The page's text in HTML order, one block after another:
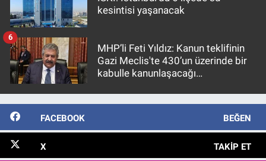
kesintisi yaşanacak
MHP’li Feti Yıldız: Kanun teklifinin
Gazi Meclis'te 430’un üzerinde bir
kabulle kanunlaşacağı
6
FACEBOOK BEĞEN
X TAKIP ET